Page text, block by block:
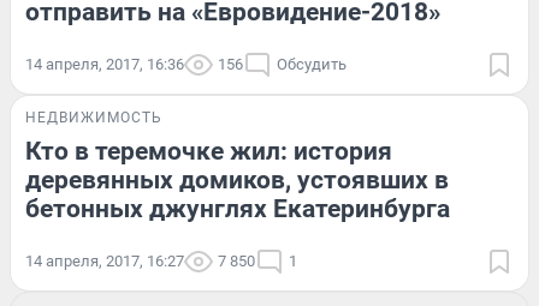
отправить на «Евровидение-2018»
14 апреля, 2017, 16:36 156 Обсудить
НЕДВИЖИМОСТЬ
Кто в теремочке жил: история
деревянных домиков, устоявших в
бетонных джунглях Екатеринбурга
14 апреля, 2017, 16:27 7 850 1